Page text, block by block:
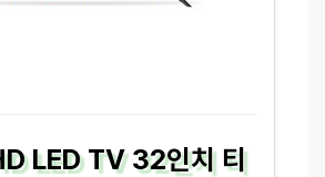
LED TV 32인치 티